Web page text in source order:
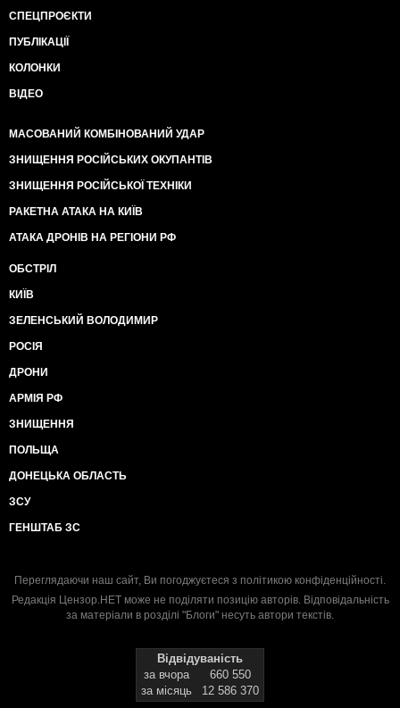
СПЕЦПРОЄКТИ
ПУБЛІКАЦІЇ
КОЛОНКИ
ВІДЕО
МАСОВАНИЙ КОМБІНОВАНИЙ УДАР
ЗНИЩЕННЯ РОСІЙСЬКИХ ОКУПАНТІВ
ЗНИЩЕННЯ РОСІЙСЬКОЇ ТЕХНІКИ
РАКЕТНА АТАКА НА КИЇВ
АТАКА ДРОНІВ НА РЕГІОНИ РФ
ОБСТРІЛ
КИЇВ
ЗЕЛЕНСЬКИЙ ВОЛОДИМИР
РОСІЯ
ДРОНИ
АРМІЯ РФ
ЗНИЩЕННЯ
ПОЛЬЩА
ДОНЕЦЬКА ОБЛАСТЬ
ЗСУ
ГЕНШТАБ ЗС
Переглядаючи наш сайт, Ви погоджуєтеся з політикою конфіденційності.
Редакція Цензор.НЕТ може не поділяти позицію авторів. Відповідальність
за матеріали в розділі "Блоги" несуть автори текстів.
Відвідуваність
за вчора
660 550
за місяць
12 586 370